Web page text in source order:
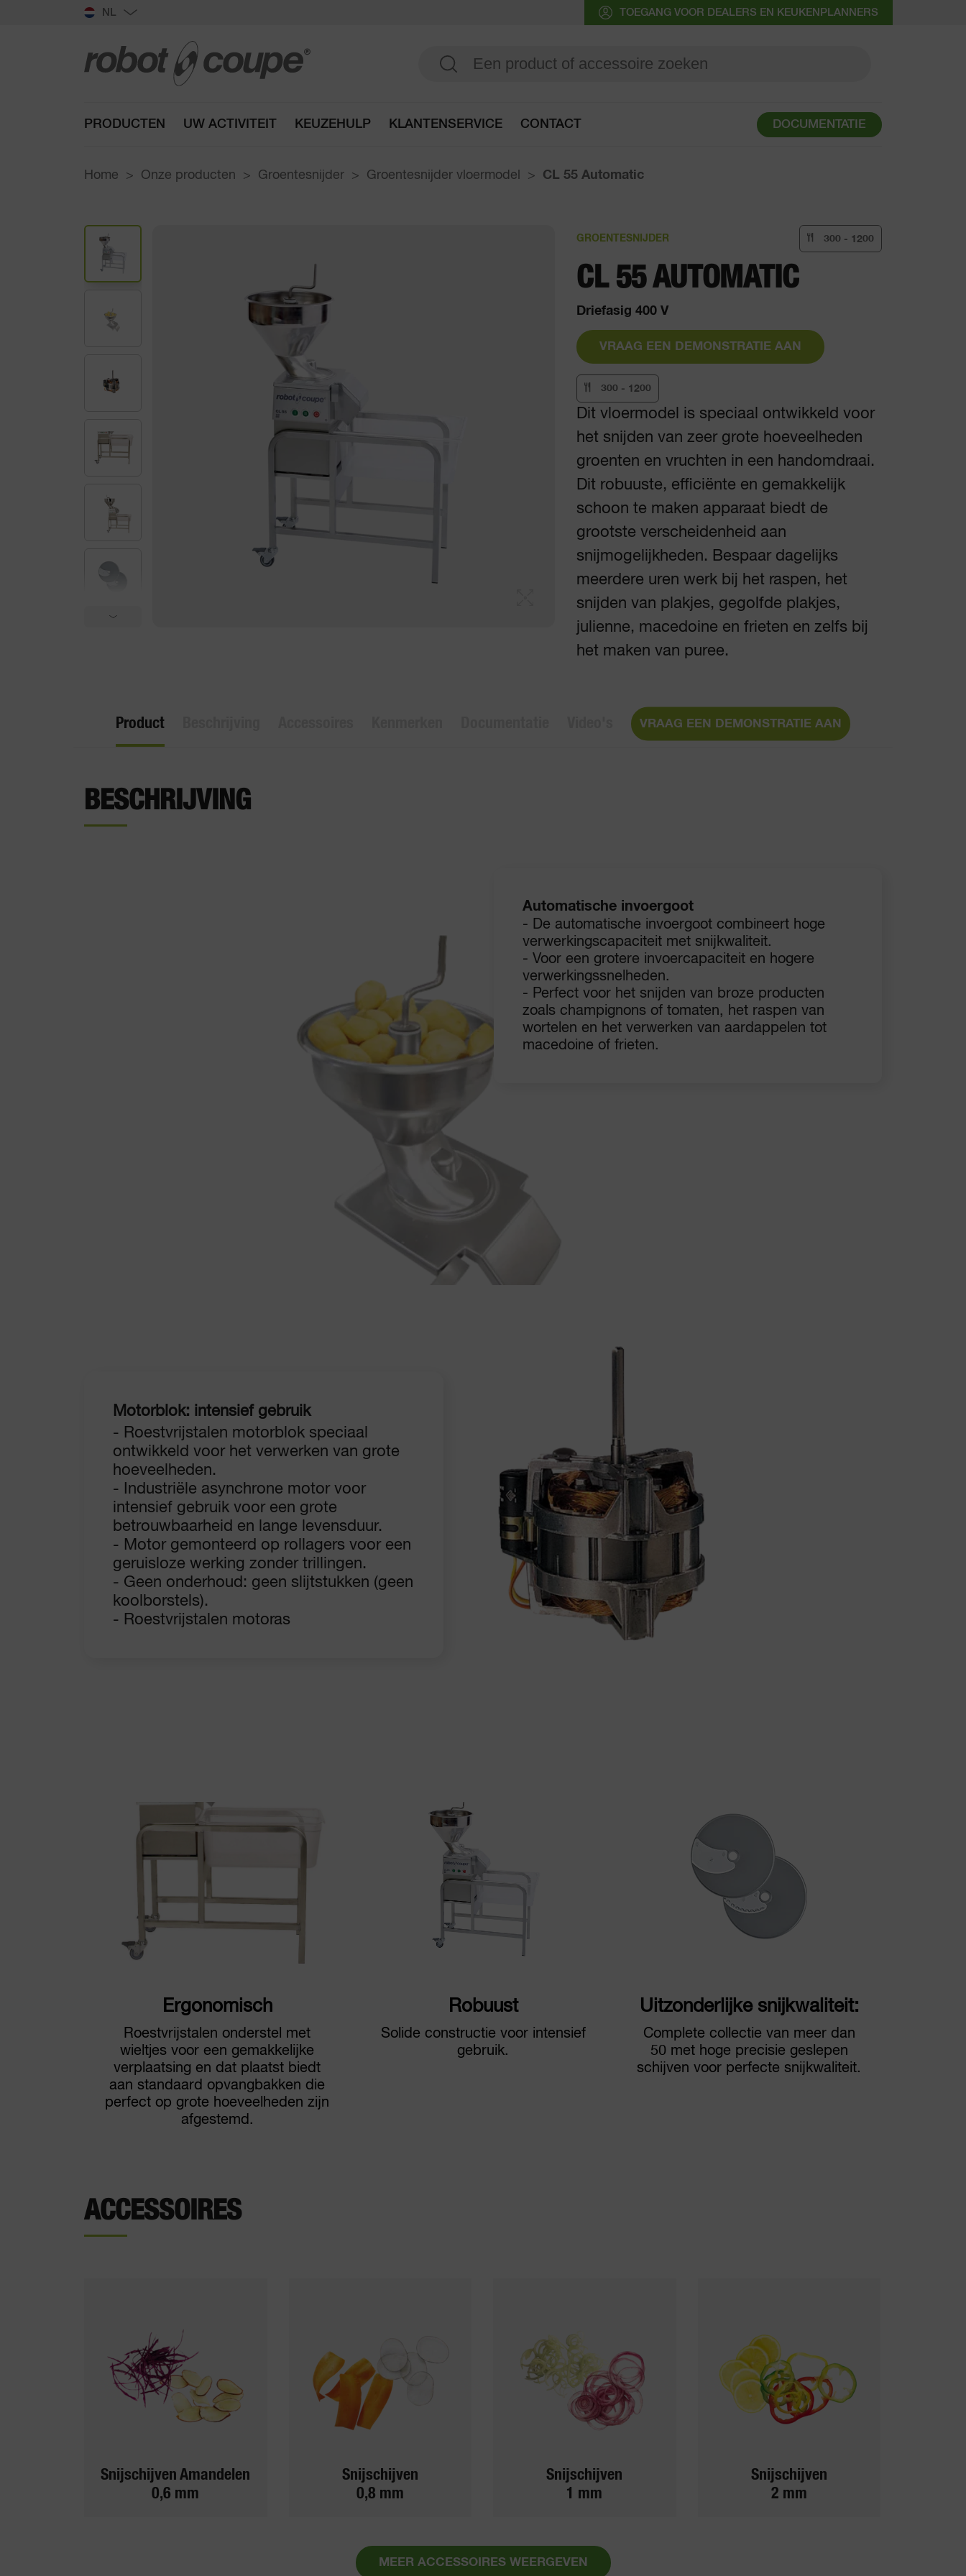
NL TOEGANG VOOR DEALERS EN KEUKENPLANNERS
PRODUCTEN UW ACTIVITEIT KEUZEHULP KLANTENSERVICE CONTACT DOCUMENTATIE
Home Onze producten Groentesnijder Groentesnijder vloermodel CL 55 Automatic
GROENTESNIJDER 300 - 1200
CL 55 AUTOMATIC
Driefasig 400 V
VRAAG EEN DEMONSTRATIE AAN
300 - 1200
Dit vloermodel is speciaal ontwikkeld voor
het snijden van zeer grote hoeveelheden
groenten en vruchten in een handomdraai.
Dit robuuste, efficiënte en gemakkelijk
schoon te maken apparaat biedt de
grootste verscheidenheid aan
snijmogelijkheden. Bespaar dagelijks
meerdere uren werk bij het raspen, het
snijden van plakjes, gegolfde plakjes,
julienne, macedoine en frieten en zelfs bij
het maken van puree.
Product VRAAG EEN DEMONSTRATIE AAN
BESCHRIJVING
Automatische invoergoot
- De automatische invoergoot combineert hoge
verwerkingscapaciteit met snijkwaliteit.
- Voor een grotere invoercapaciteit en hogere
verwerkingssnelheden.
- Perfect voor het snijden van broze producten
zoals champignons of tomaten, het raspen van
wortelen en het verwerken van aardappelen tot
macedoine of frieten.
Motorblok: intensief gebruik
- Roestvrijstalen motorblok speciaal
ontwikkeld voor het verwerken van grote
hoeveelheden.
- Industriële asynchrone motor voor
intensief gebruik voor een grote
betrouwbaarheid en lange levensduur.
- Motor gemonteerd op rollagers voor een
geruisloze werking zonder trillingen.
- Geen onderhoud: geen slijtstukken (geen
koolborstels).
- Roestvrijstalen motoras
Ergonomisch
Roestvrijstalen onderstel met
wieltjes voor een gemakkelijke
verplaatsing en dat plaatst biedt
aan standaard opvangbakken die
perfect op grote hoeveelheden zijn
afgestemd.
Robuust
Solide constructie voor intensief
gebruik.
Uitzonderlijke snijkwaliteit:
Complete collectie van meer dan
50 met hoge precisie geslepen
schijven voor perfecte snijkwaliteit.
ACCESSOIRES
Snijschijven Amandelen
0,6 mm
Snijschijven
0,8 mm
Snijschijven
1 mm
Snijschijven
2 mm
MEER ACCESSOIRES WEERGEVEN
Ga naar de keuzehulp